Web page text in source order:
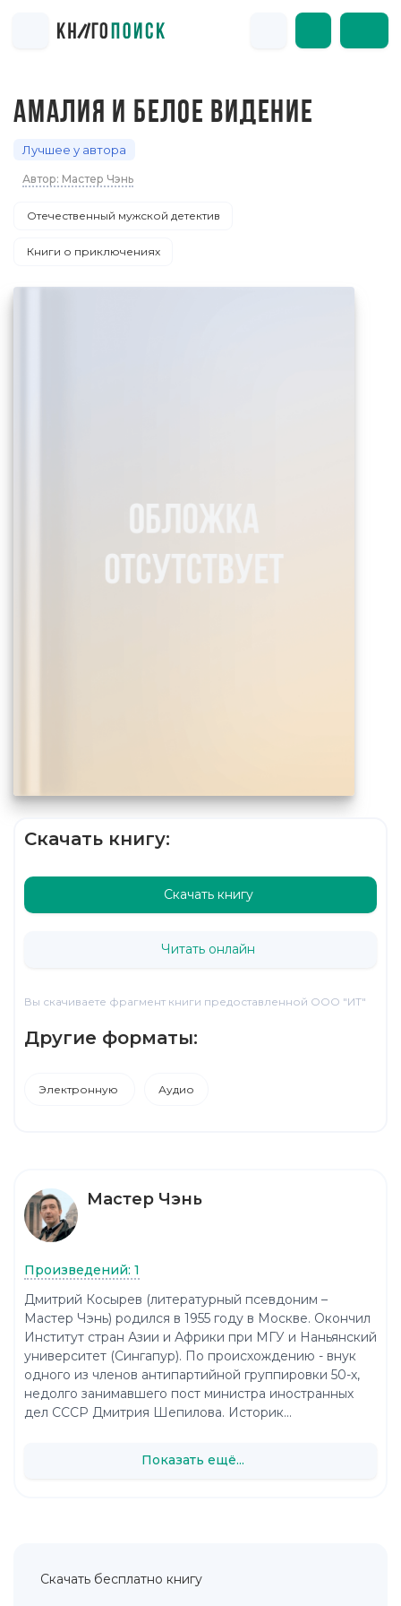
АМАЛИЯ И БЕЛОЕ ВИДЕНИЕ
Лучшее у автора
Автор: Мастер Чэнь
Отечественный мужской детектив
Книги о приключениях
Скачать книгу:
Скачать книгу
Читать онлайн
Вы скачиваете фрагмент книги предоставленной ООО "ИТ"
Другие форматы:
Электронную Аудио
Мастер Чэнь
Произведений: 1
Дмитрий Косырев (литературный псевдоним –
Мастер Чэнь) родился в 1955 году в Москве. Окончил
Институт стран Азии и Африки при МГУ и Наньянский
университет (Сингапур). По происхождению - внук
одного из членов антипартийной группировки 50-х,
недолго занимавшего пост министра иностранных
дел СССР Дмитрия Шепилова. Историк...
Показать ещё...
Скачать бесплатно книгу